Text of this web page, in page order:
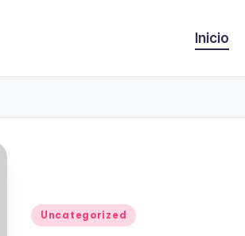
Inicio
Publicado
Uncategorized